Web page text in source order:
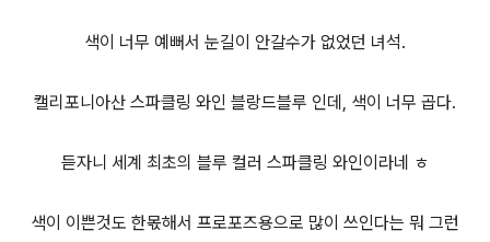
색이 너무 예뻐서 눈길이 안갈수가 없었던 녀석.
캘리포니아산 스파클링 와인 블랑드블루 인데, 색이 너무 곱다.
듣자니 세계 최초의 블루 컬러 스파클링 와인이라네 ㅎ
색이 이쁜것도 한몫해서 프로포즈용으로 많이 쓰인다는 뭐 그런